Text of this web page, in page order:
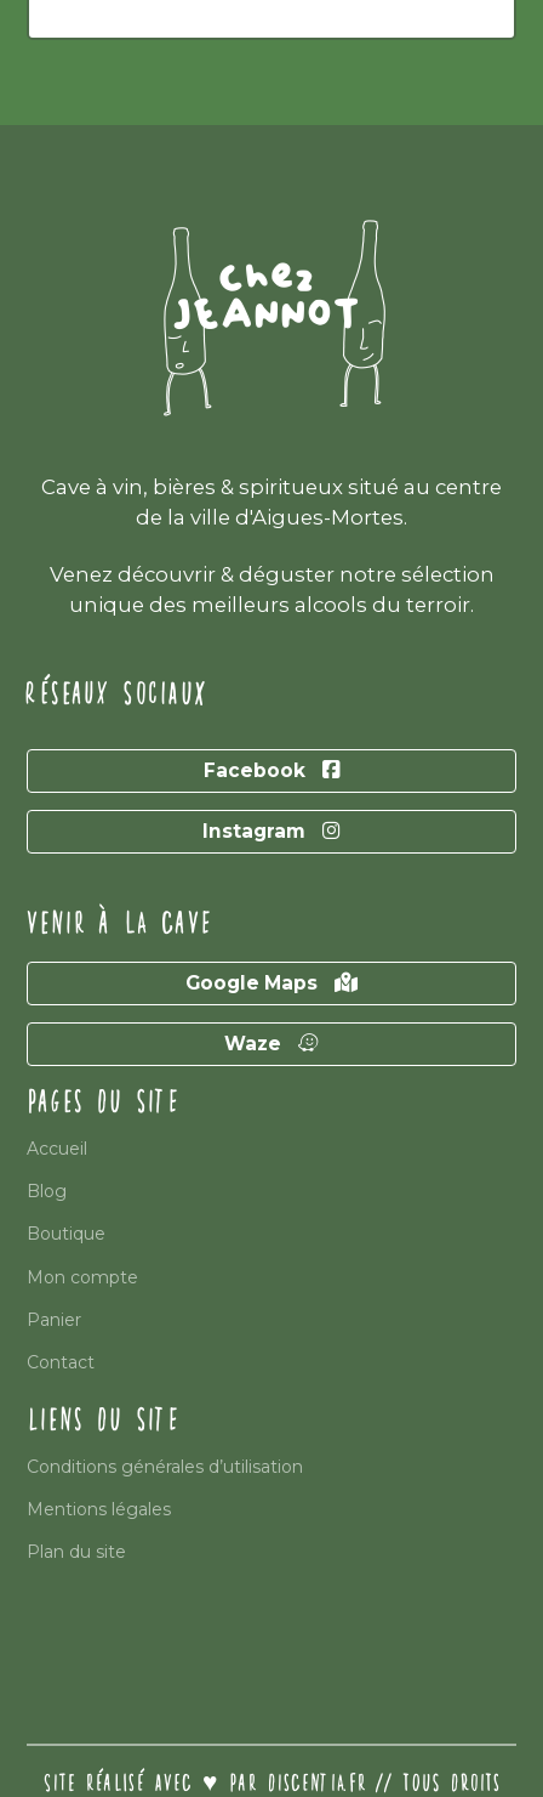
Cave à vin, bières & spiritueux situé au centre
de la ville d'Aigues-Mortes.
Venez découvrir & déguster notre sélection
unique des meilleurs alcools du terroir.
RÉSEAUX SOCIAUX
Facebook
Instagram
VENIR À LA CAVE
Google Maps
Waze
PAGES DU SITE
Accueil
Blog
Boutique
Mon compte
Panier
Contact
LIENS DU SITE
Conditions générales d’utilisation
Mentions légales
Plan du site
SITE RÉALISÉ AVEC ♥️ PAR DISCENTIA.FR // TOUS DROITS